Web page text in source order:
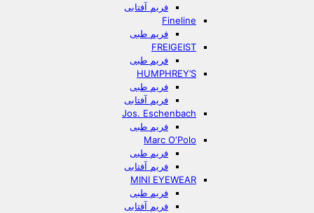
فریم آفتابی
Fineline
فریم طبی
FREIGEIST
فریم طبی
HUMPHREY’S
فریم طبی
فریم آفتابی
Jos. Eschenbach
فریم طبی
Marc O‘Polo
فریم طبی
فریم آفتابی
MINI EYEWEAR
فریم طبی
فریم آفتابی